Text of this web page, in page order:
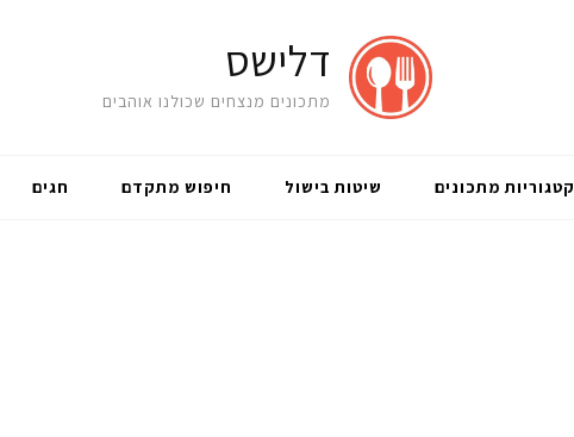
דלישס
מתכונים מנצחים שכולנו אוהבים
קטגוריות מתכונים שיטות בישול חיפוש מתקדם חגים